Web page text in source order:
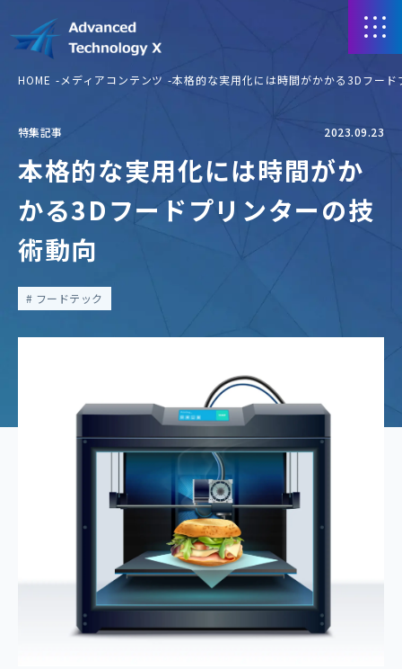
HOME メディアコンテンツ 本格的な実用化には時間がかかる3Dフー
特集記事 2023.09.23
本格的な実用化には時間がか
かる3Dフードプリンターの技
術動向
フードテック